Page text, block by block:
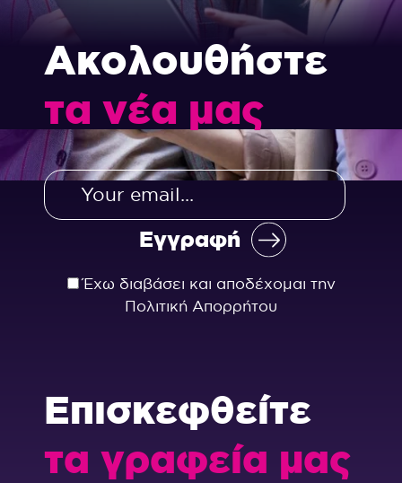
Ακολουθήστε
τα νέα μας
Έχω διαβάσει και αποδέχομαι την
Πολιτική Απορρήτου
Επισκεφθείτε
τα γραφεία μας